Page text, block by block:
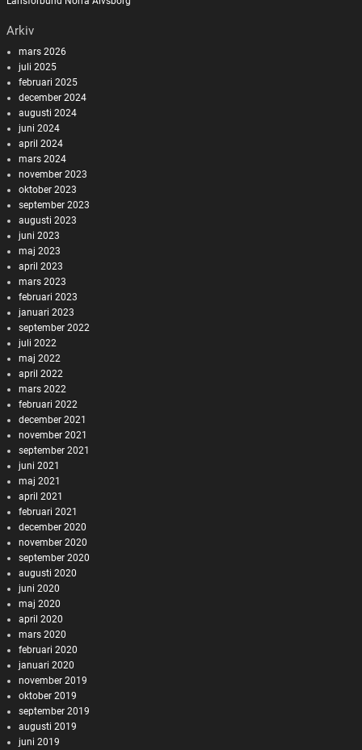
Arkiv
mars 2026
juli 2025
februari 2025
december 2024
augusti 2024
juni 2024
april 2024
mars 2024
november 2023
oktober 2023
september 2023
augusti 2023
juni 2023
maj 2023
april 2023
mars 2023
februari 2023
januari 2023
september 2022
juli 2022
maj 2022
april 2022
mars 2022
februari 2022
december 2021
november 2021
september 2021
juni 2021
maj 2021
april 2021
februari 2021
december 2020
november 2020
september 2020
augusti 2020
juni 2020
maj 2020
april 2020
mars 2020
februari 2020
januari 2020
november 2019
oktober 2019
september 2019
augusti 2019
juni 2019